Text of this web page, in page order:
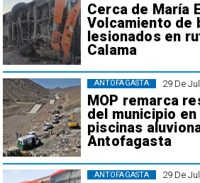
Cerca de María
Volcamiento de
lesionados en
Calama
29 De
MOP remarca
del municipio
piscinas
Antofagasta
ANTOFAGASTA
29 De
ANTOFAGASTA